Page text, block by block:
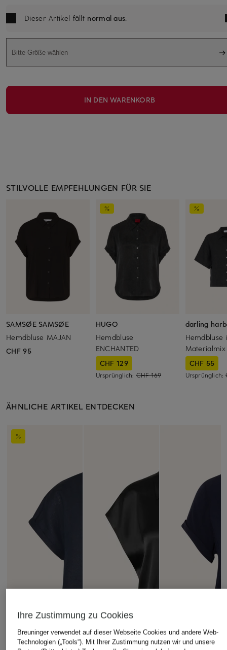
Dieser Artikel fällt normal aus.
Bitte Größe wählen
IN DEN WARENKORB
STILVOLLE EMPFEHLUNGEN FÜR SIE
SAMSØE SAMSØE
Hemdbluse MAJAN
CHF 95
HUGO
Hemdbluse
ENCHANTED
CHF 129
Ursprünglich:CHF 169
darling
Hemdbluse
CHF 55
Ursprünglich:
ÄHNLICHE ARTIKEL ENTDECKEN
Ihre Zustimmung zu Cookies
Breuninger verwendet auf dieser Webseite Cookies und andere Web-
Technologien („Tools“). Mit Ihrer Zustimmung nutzen wir und unsere